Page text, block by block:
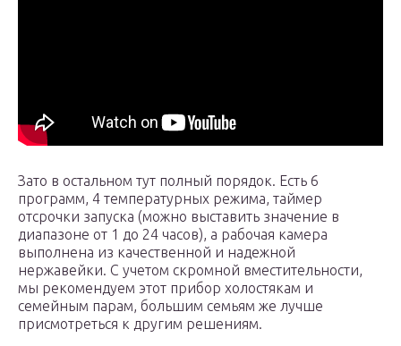
Зато в остальном тут полный порядок. Есть 6
программ, 4 температурных режима, таймер
отсрочки запуска (можно выставить значение в
диапазоне от 1 до 24 часов), а рабочая камера
выполнена из качественной и надежной
нержавейки. С учетом скромной вместительности,
мы рекомендуем этот прибор холостякам и
семейным парам, большим семьям же лучше
присмотреться к другим решениям.